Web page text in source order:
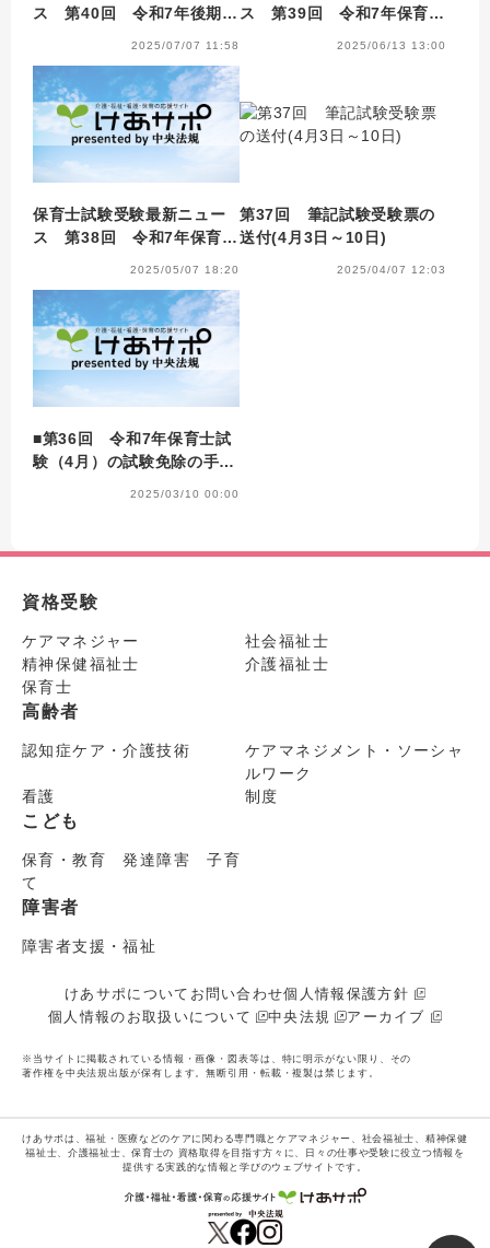
ス 第40回 令和7年後期試
2025/07/07 11:58
ス 第39回 令和7年保育士
2025/06/13 13:00
保育士試験受験最新ニュー
ス 第38回 令和7年保育士
2025/05/07 18:20
第37回 筆記試験受験票の
送付(4月3日～10日)
2025/04/07 12:03
■第36回 令和7年保育士試
験（4月）の試験免除の手続
2025/03/10 00:00
資格受験
ケアマネジャー
社会福祉士
精神保健福祉士
介護福祉士
保育士
高齢者
認知症ケア・介護技術
ケアマネジメント・ソーシャ
ルワーク
看護
制度
こども
保育・教育 発達障害 子育
て
障害者
障害者支援・福祉
けあサポについて お問い合わせ個人情報保護方針
個人情報のお取扱いについて
中央法規 アーカイブ
※当サイトに掲載されている情報・画像・図表等は、特に明示がない限り、その
著作権を中央法規出版が保有します。無断引用・転載・複製は禁じます。
けあサポは、福祉・医療などのケアに関わる専門職とケアマネジャー、社会福祉士、精神保健
福祉士、介護福祉士、保育士の 資格取得を目指す方々に、日々の仕事や受験に役立つ情報を
提供する実践的な情報と学びのウェブサイトです。